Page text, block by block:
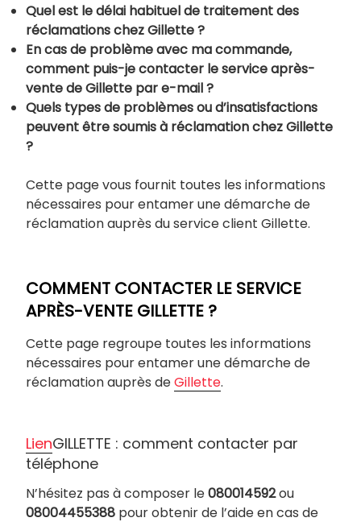
Quel est le délai habituel de traitement des
réclamations chez Gillette ?
En cas de problème avec ma commande,
comment puis-je contacter le service après-
vente de Gillette par e-mail ?
Quels types de problèmes ou d’insatisfactions
peuvent être soumis à réclamation chez Gillette
?
Cette page vous fournit toutes les informations
nécessaires pour entamer une démarche de
réclamation auprès du service client Gillette.
COMMENT CONTACTER LE SERVICE
APRÈS-VENTE GILLETTE ?
Cette page regroupe toutes les informations
nécessaires pour entamer une démarche de
réclamation auprès deGillette.
LienGILLETTE : comment contacter par
téléphone
N’hésitez pas à composer le080014592ou
08004455388 pour obtenir de l’aide en cas de